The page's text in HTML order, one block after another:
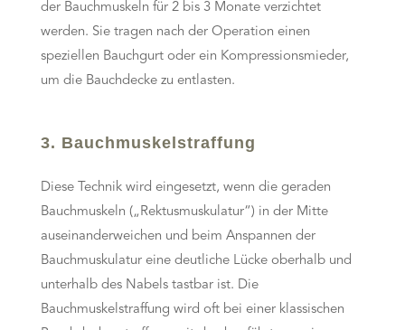
der Bauchmuskeln für 2 bis 3 Monate verzichtet
werden. Sie tragen nach der Operation einen
speziellen Bauchgurt oder ein Kompressionsmieder,
um die Bauchdecke zu entlasten.
3. Bauchmuskelstraffung
Diese Technik wird eingesetzt, wenn die geraden
Bauchmuskeln („Rektusmuskulatur“) in der Mitte
auseinanderweichen und beim Anspannen der
Bauchmuskulatur eine deutliche Lücke oberhalb und
unterhalb des Nabels tastbar ist. Die
Bauchmuskelstraffung wird oft bei einer klassischen